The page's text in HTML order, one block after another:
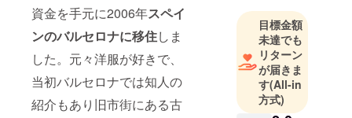
資金を手元に2006年スペイ
ンのバルセロナに移住しま
した。元々洋服が好きで、
当初バルセロナでは知人の
紹介もあり旧市街にある古
自然、海、
動物(特に犬
と猫)、珈琲
と日本食、
音楽と
ファッショ
目標金額
未達でも
リターン
が届きま
す(All-in
方式)